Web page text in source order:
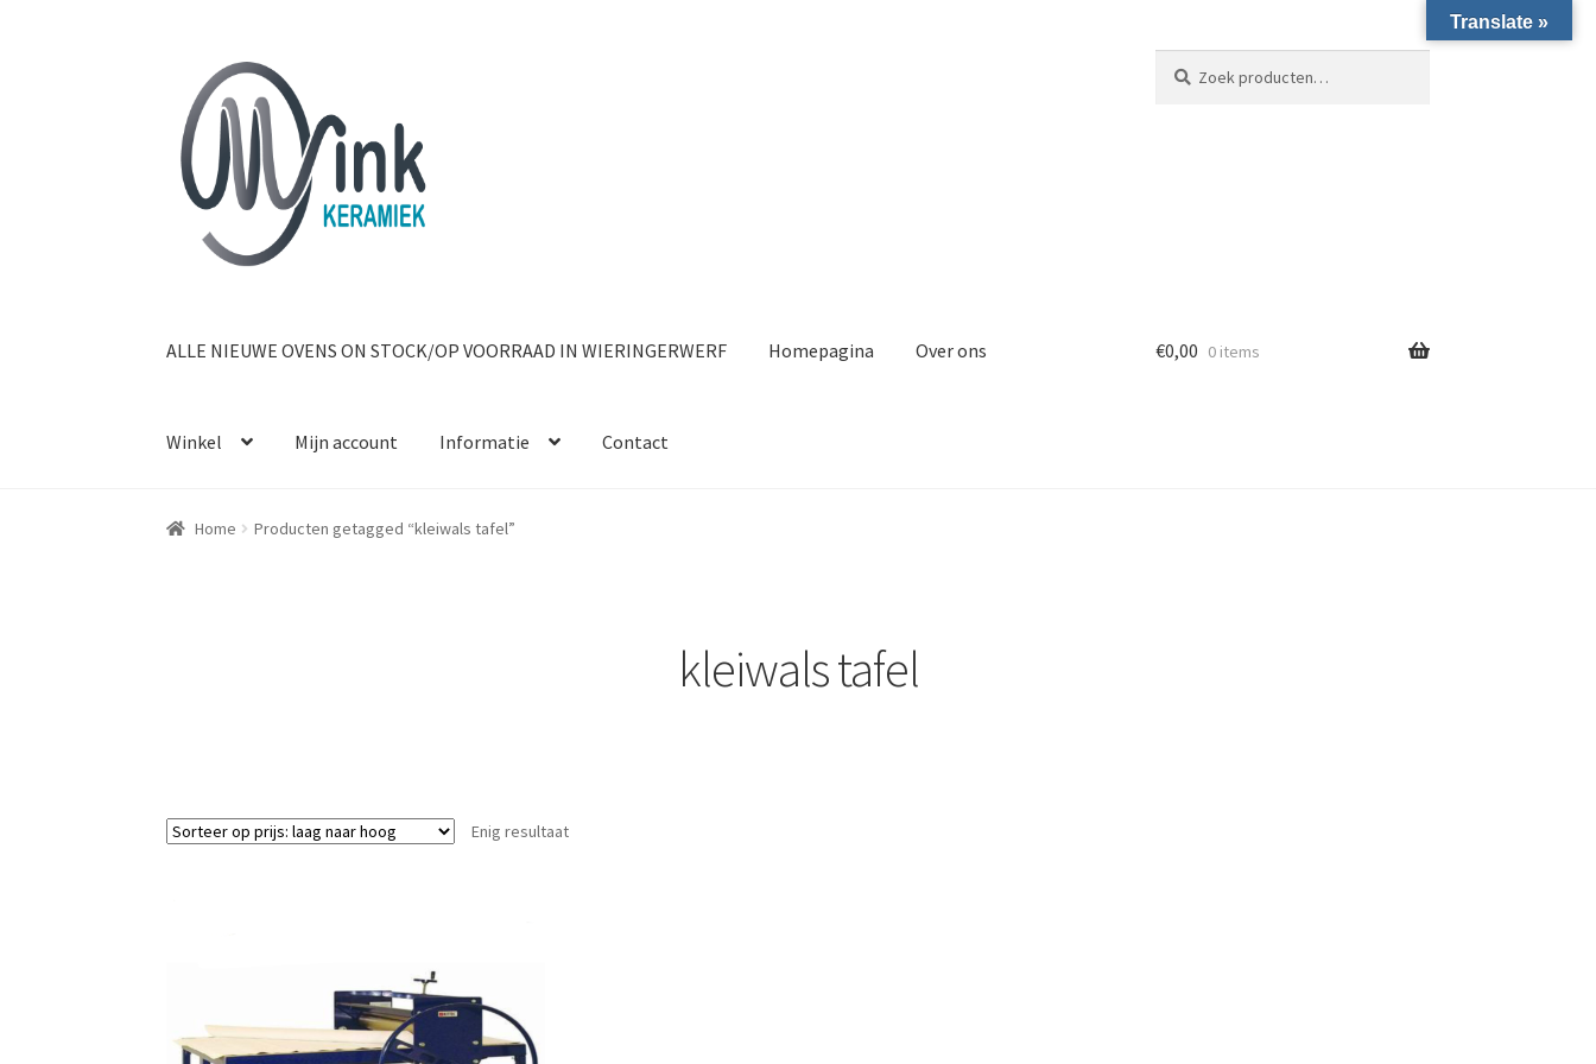
Ga door naar navigatie
Ga naar de inhoud
ALLE NIEUWE OVENS ON STOCK/OP VOORRAAD IN WIERINGERWERF Homepagina Over ons
Winkel Mijn account Informatie Contact
€0,00 0 items
Home Producten getagged “kleiwals tafel”
kleiwals tafel
Enig resultaat
Translate »